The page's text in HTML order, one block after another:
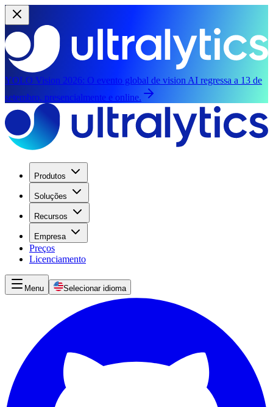
YOLO Vision 2026: O evento global de vision AI regressa a 13 de
setembro, presencialmente e online.
Produtos
Soluções
Recursos
Empresa
Preços
Licenciamento
Menu Selecionar idioma